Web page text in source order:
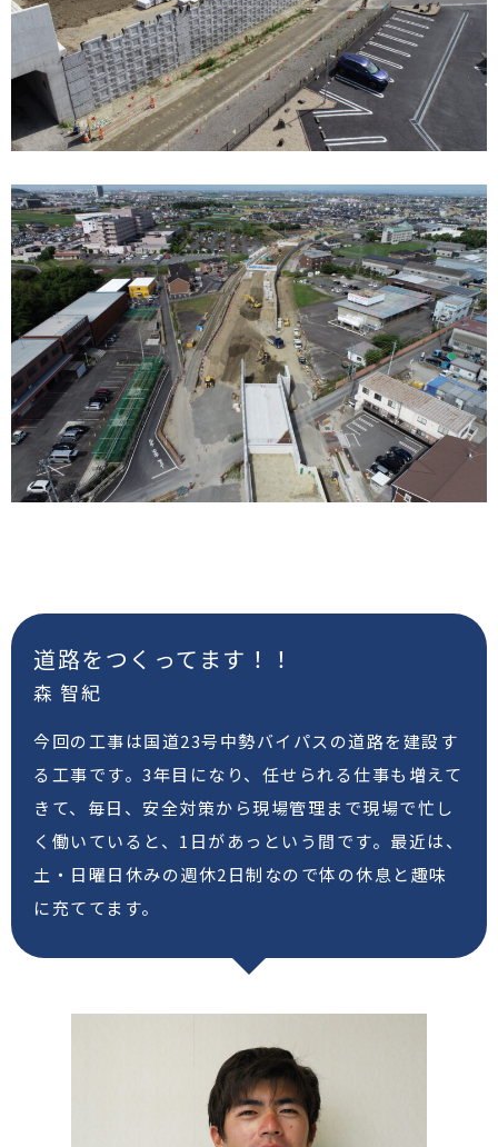
道路をつくってます！！
森 智紀
今回の工事は国道23号中勢バイパスの道路を建設す
る工事です。3年目になり、任せられる仕事も増えて
きて、毎日、安全対策から現場管理まで現場で忙し
く働いていると、1日があっという間です。最近は、
土・日曜日休みの週休2日制なので体の休息と趣味
に充ててます。